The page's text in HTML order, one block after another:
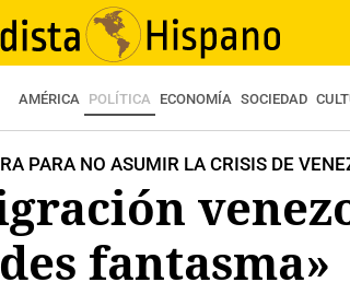
AMÉRICA POLÍTICA ECONOMÍA SOCIEDAD
PARA NO ASUMIR LA CRISIS DE
fantasma»